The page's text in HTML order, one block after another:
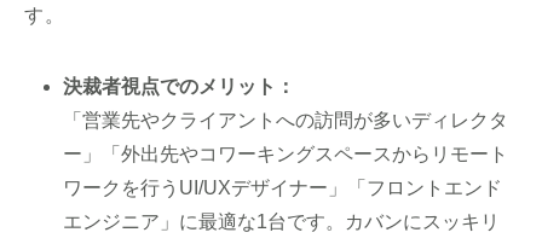
す。
決裁者視点でのメリット：
「営業先やクライアントへの訪問が多いディレクタ
ー」「外出先やコワーキングスペースからリモート
ワークを行うUI/UXデザイナー」「フロントエンド
エンジニア」に最適な1台です。カバンにスッキリ